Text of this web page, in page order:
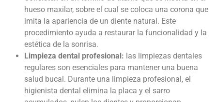
hueso maxilar, sobre el cual se coloca una corona que
imita la apariencia de un diente natural. Este
procedimiento ayuda a restaurar la funcionalidad y la
estética de la sonrisa.
Limpieza dental profesional: las limpiezas dentales
regulares son esenciales para mantener una buena
salud bucal. Durante una limpieza profesional, el
higienista dental elimina la placa y el sarro